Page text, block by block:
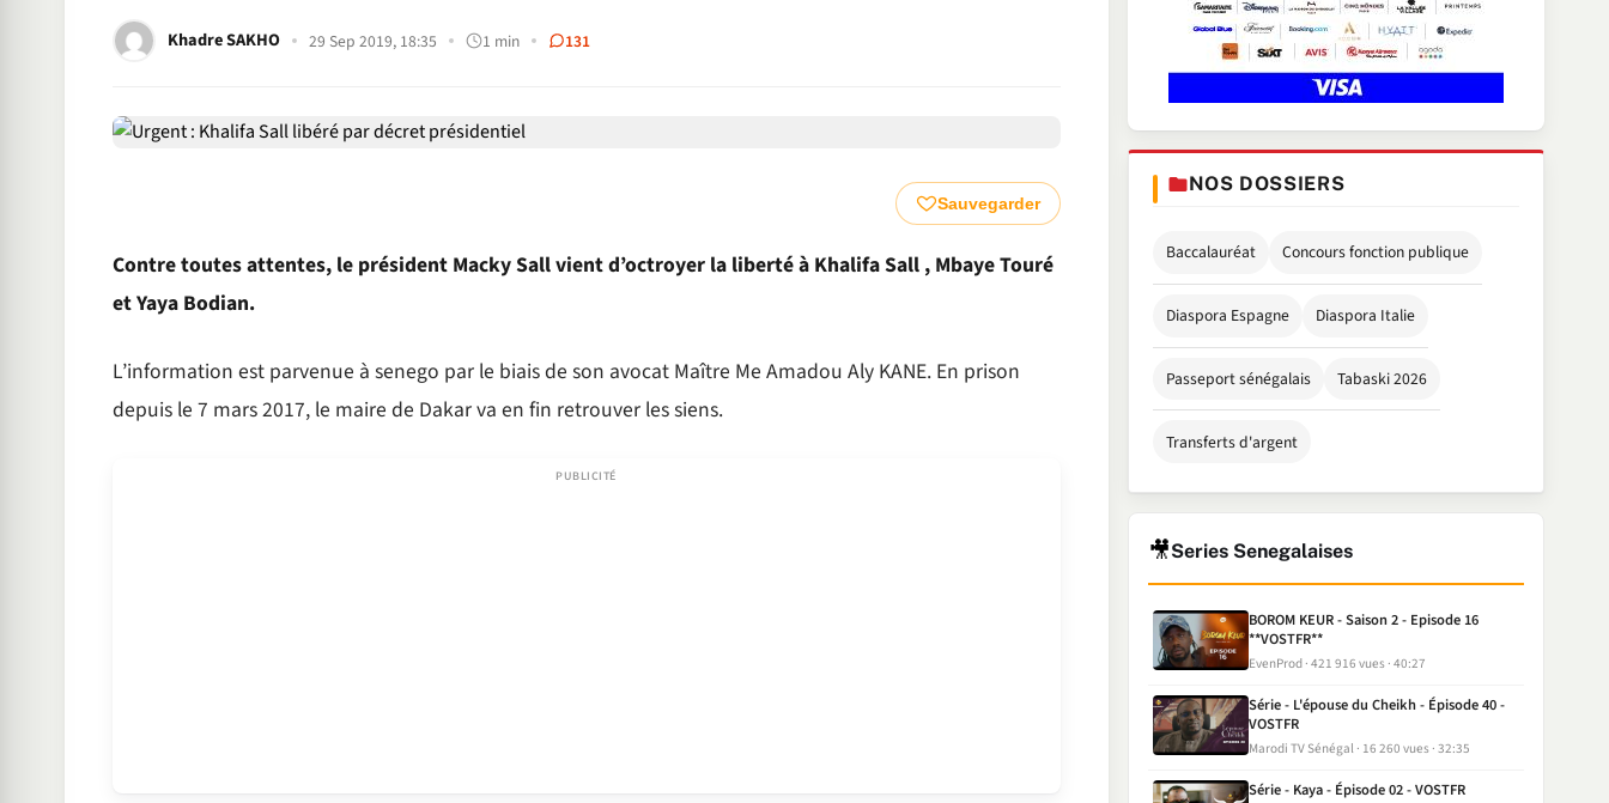
Khadre SAKHO 29 Sep 2019, 18:35 1 min 131
Sauvegarder
Contre toutes attentes, le président Macky Sall vient d’octroyer la liberté à Khalifa Sall , Mbaye Touré
et Yaya Bodian.
L’information est parvenue à senego par le biais de son avocat Maître Me Amadou Aly KANE. En prison
depuis le 7 mars 2017, le maire de Dakar va en fin retrouver les siens.
NOS DOSSIERS
Baccalauréat Concours fonction publique
Diaspora Espagne Diaspora Italie
Passeport sénégalais Tabaski 2026
Transferts d'argent
🎥Series Senegalaises
BOROM KEUR - Saison 2 - Episode 16
**VOSTFR**
EvenProd 421 916 vues 40:27
Série - L'épouse du Cheikh - Épisode 40 -
VOSTFR
Marodi TV Sénégal 16 260 vues 32:35
Série - Kaya - Épisode 02 - VOSTFR